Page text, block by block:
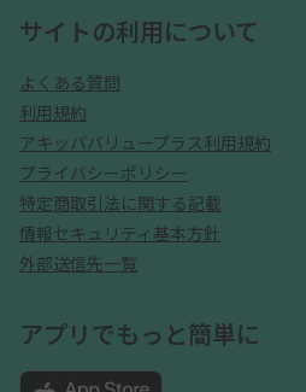
サイトの利用について
よくある質問
利用規約
アキッパバリュープラス利用規約
プライバシーポリシー
特定商取引法に関する記載
情報セキュリティ基本方針
外部送信先一覧
アプリでもっと簡単に